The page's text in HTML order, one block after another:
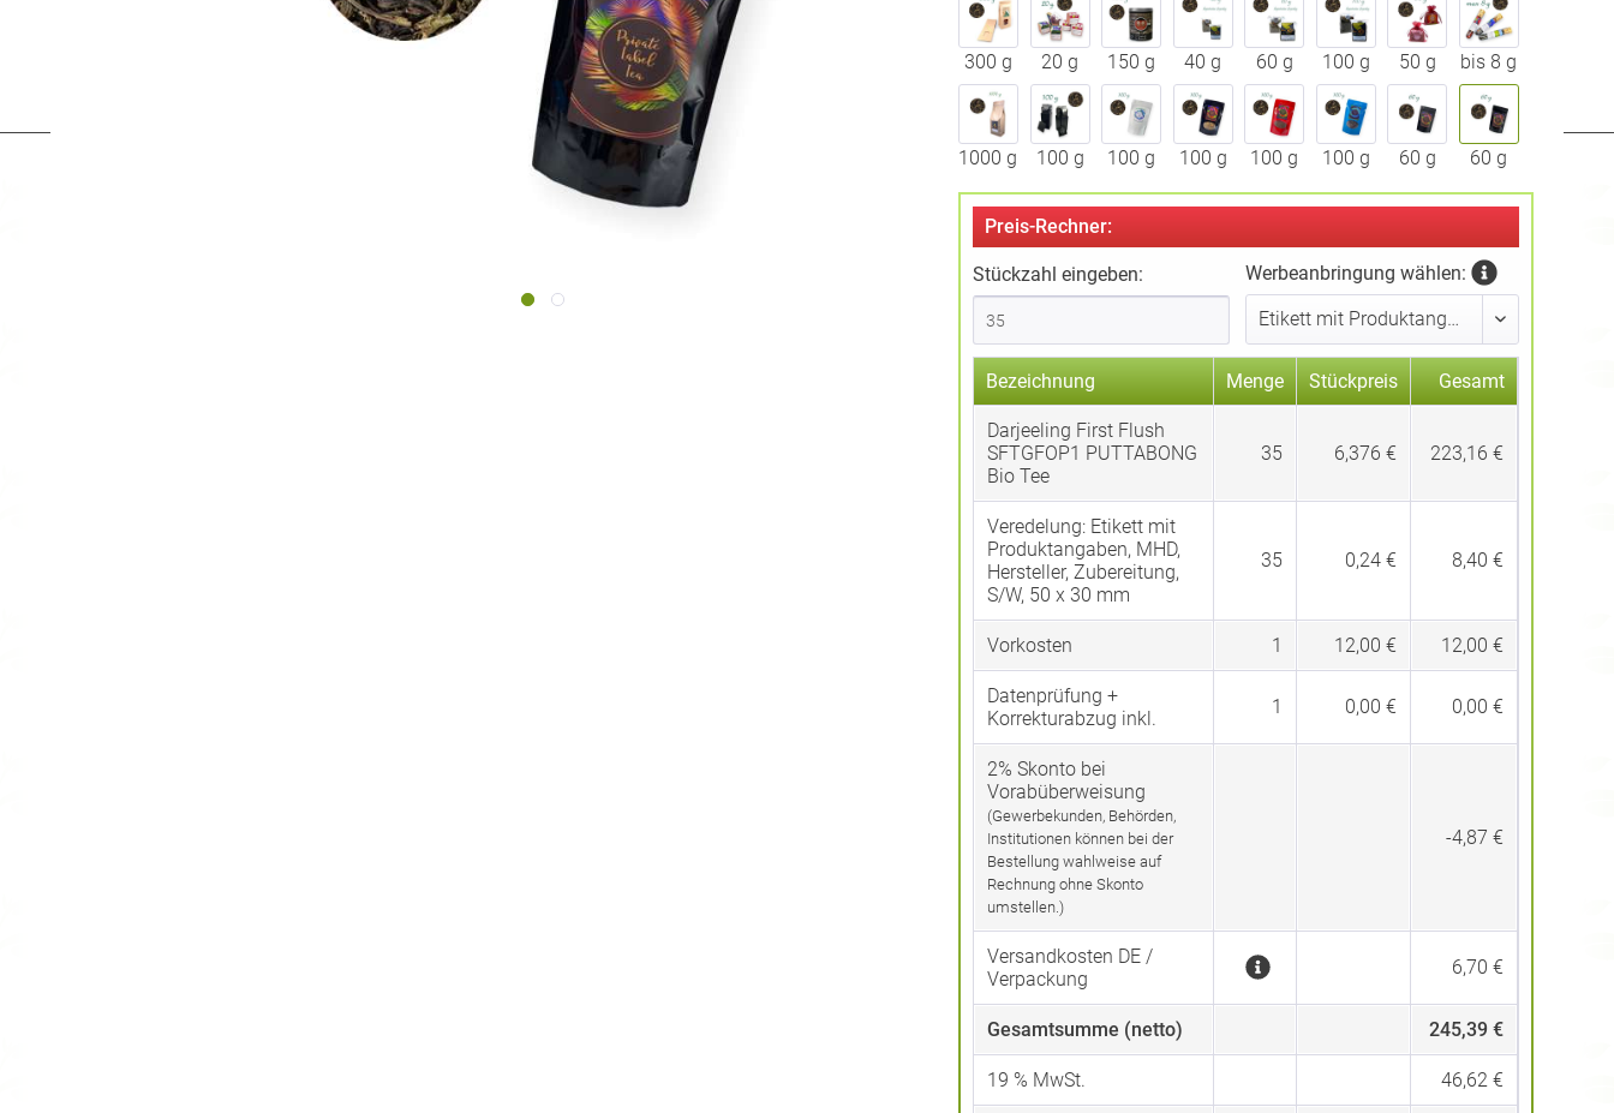
300 g 20 g 150 g 40 g 60 g 100 g 50 g bis 8 g
1000 g 100 g 100 g 100 g 100 g 100 g 60 g 60 g
Preis-Rechner:
Stückzahl eingeben: Werbeanbringung wählen:
Bezeichnung Menge Stückpreis Gesamt
Darjeeling First Flush
SFTGFOP1 PUTTABONG
Bio Tee
35 6,376 € 223,16 €
Veredelung: Etikett mit
Produktangaben, MHD,
Hersteller, Zubereitung,
S/W, 50 x 30 mm
35 0,24 € 8,40 €
Vorkosten 1 12,00 € 12,00 €
Datenprüfung +
Korrekturabzug inkl.
1 0,00 € 0,00 €
2% Skonto bei
Vorabüberweisung
(Gewerbekunden, Behörden,
Institutionen können bei der
Bestellung wahlweise auf
Rechnung ohne Skonto
umstellen.)
-4,87 €
Versandkosten DE /
Verpackung
6,70 €
Gesamtsumme (netto) 245,39 €
19 % MwSt. 46,62 €